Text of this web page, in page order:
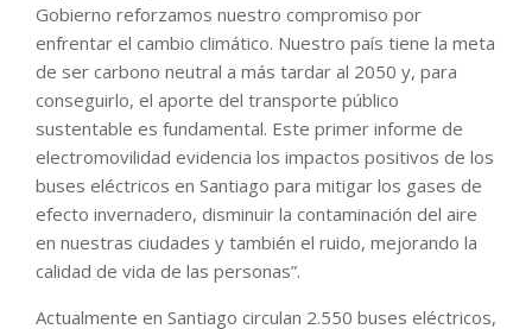
Gobierno reforzamos nuestro compromiso por
enfrentar el cambio climático. Nuestro país tiene la meta
de ser carbono neutral a más tardar al 2050 y, para
conseguirlo, el aporte del transporte público
sustentable es fundamental. Este primer informe de
electromovilidad evidencia los impactos positivos de los
buses eléctricos en Santiago para mitigar los gases de
efecto invernadero, disminuir la contaminación del aire
en nuestras ciudades y también el ruido, mejorando la
calidad de vida de las personas”.
Actualmente en Santiago circulan 2.550 buses eléctricos,